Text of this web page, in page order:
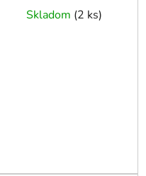
Skladom (2 ks)